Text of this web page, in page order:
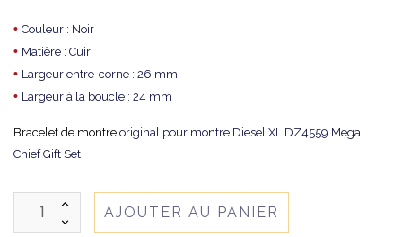
• Couleur : Noir
• Matière : Cuir
• Largeur entre-corne : 26 mm
• Largeur à la boucle : 24 mm
Bracelet de montre original pour montre Diesel XL DZ4559 Mega
Chief Gift Set
AJOUTER AU PANIER